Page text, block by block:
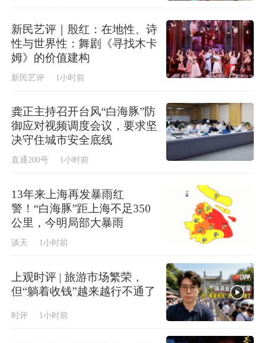
新民艺评｜殷红：在地性、诗
性与世界性：舞剧《寻找木卡
姆》的价值建构
新民艺评 1小时前
龚正主持召开台风“白海豚”防
御应对视频调度会议，要求坚
决守住城市安全底线
直通200号 1小时前
13年来上海再发暴雨红
警！“白海豚”距上海不足350
公里，今明局部大暴雨
谈天 1小时前
上观时评 | 旅游市场繁荣，
但“躺着收钱”越来越行不通了
时评 1小时前